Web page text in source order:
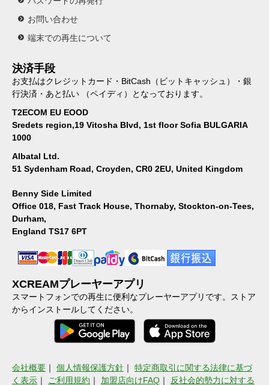
お問い合わせ
端末での再生について
決済手段
お支払はクレジットカード・BitCash（ビットキャッシュ）・銀
行決済・あと払い （ペイディ）となっております。
T2ECOM EU EOOD
Sredets region,19 Vitosha Blvd, 1st floor Sofia BULGARIA
1000
Albatal Ltd.
51 Sydenham Road, Croyden, CR0 2EU, United Kingdom
Benny Side Limited
Office 018, Fast Track House, Thornaby, Stockton-on-Tees,
Durham,
England TS17 6PT
XCREAMプレーヤーアプリ
スマートフォンでの再生に便利なプレーヤーアプリです。ストア
からインストールしてください。
会社概要 ｜ 個人情報保護方針 ｜ 特定商取引に関する法律に基づ
く表示 ｜ ご利用規約 ｜ 加盟店向けFAQ ｜ 反社会的勢力に対する